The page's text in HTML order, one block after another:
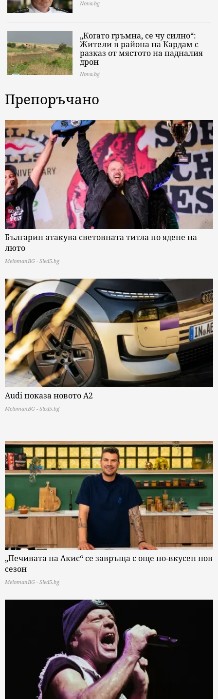
Nova.bg
„Когато гръмна, се чу силно“:
Жители в района на Кардам с
разказ от мястото на падналия
дрон
Nova.bg
Препоръчано
Българин атакува световната титла по ядене на
люто
MelomanBG - Sled5.bg
Audi показа новото A2
MelomanBG - Sled5.bg
„Печивата на Акис“ се завръща с още по-вкусен нов
сезон
MelomanBG - Sled5.bg